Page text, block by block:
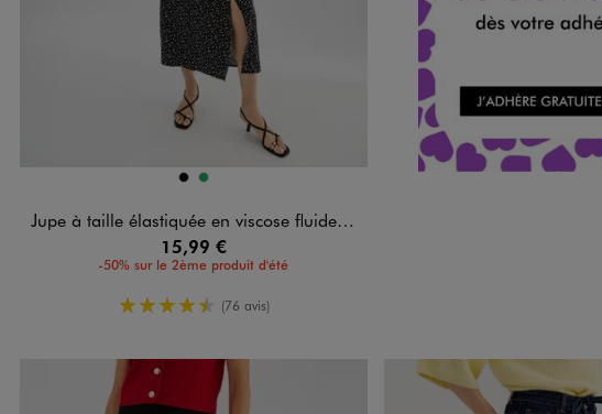
Disponible en 2 coloris
NOIRVERT
Jupe à taille élastiquée en viscose fluide imprimée femme
15,99 €
-50% sur le 2ème produit d'été
4.5/5 de moyenne
(76 avis)